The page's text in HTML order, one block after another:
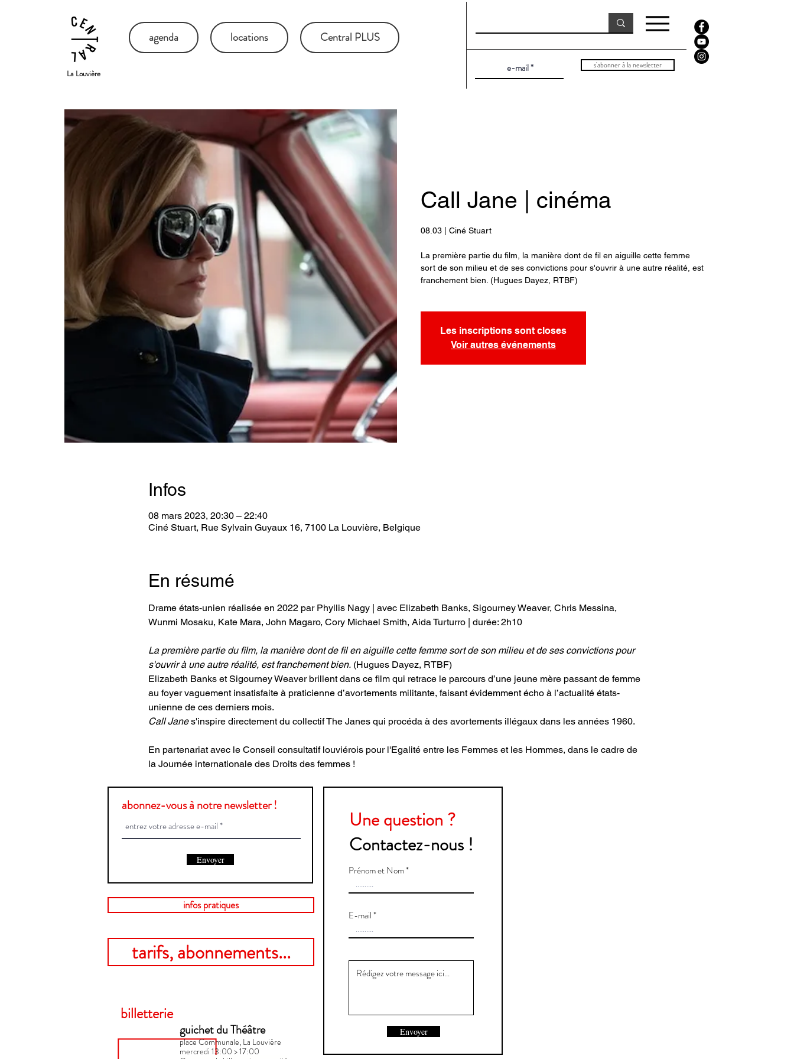
La Louvière
agenda locations Central PLUS
s'abonner à la newsletter
Call Jane | cinéma
08.03 | Ciné Stuart
La première partie du film, la manière dont de fil en aiguille cette femme
sort de son milieu et de ses convictions pour s'ouvrir à une autre réalité, est
franchement bien. (Hugues Dayez, RTBF)
Les inscriptions sont closes
Voir autres événements
Infos
08 mars 2023, 20:30 – 22:40
Ciné Stuart, Rue Sylvain Guyaux 16, 7100 La Louvière, Belgique
En résumé
Drame états-unien réalisée en 2022 par Phyllis Nagy | avec Elizabeth Banks, Sigourney Weaver, Chris Messina,
Wunmi Mosaku, Kate Mara, John Magaro, Cory Michael Smith, Aida Turturro | durée: 2h10
La première partie du film, la manière dont de fil en aiguille cette femme sort de son milieu et de ses convictions pour
s'ouvrir à une autre réalité, est franchement bien. (Hugues Dayez, RTBF)
Elizabeth Banks et Sigourney Weaver brillent dans ce film qui retrace le parcours d’une jeune mère passant de femme
au foyer vaguement insatisfaite à praticienne d’avortements militante, faisant évidemment écho à l’actualité états-
unienne de ces derniers mois.
Call Jane s'inspire directement du collectif The Janes qui procéda à des avortements illégaux dans les années 1960.
En partenariat avec le Conseil consultatif louviérois pour l'Egalité entre les Femmes et les Hommes, dans le cadre de
la Journée internationale des Droits des femmes !
abonnez-vous à notre newsletter !
Envoyer
infos pratiques
tarifs, abonnements...
guichet du Théâtre
place Communale, La Louvière
mercredi 13:00 > 17:00​
billetterie
Une question ?
Contactez-nous !
Prénom et Nom
E-mail
Envoyer